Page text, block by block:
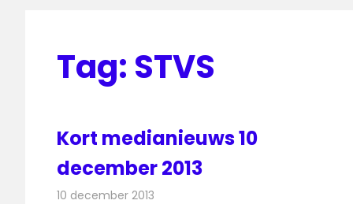
Tag: STVS
Kort medianieuws 10
december 2013
10 december 2013